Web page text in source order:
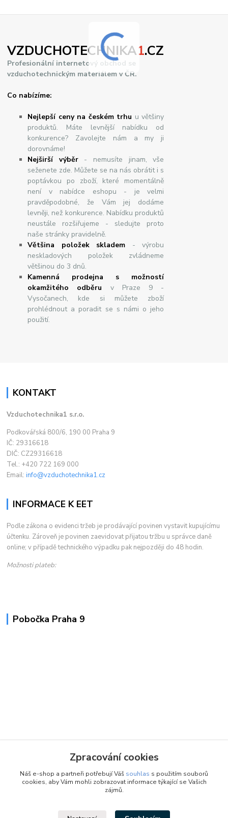
VZDUCHOTECHNIKA1.CZ
Profesionální internetový obchod se
vzduchotechnickým materiálem v ČR.
Co nabízíme:
Nejlepší ceny na českém trhu u většiny
produktů. Máte levnější nabídku od
konkurence? Zavolejte nám a my ji
dorovnáme!
Nejširšívýběr- nemusíte jinam, vše
seženete zde. Můžete se na nás obrátit i s
poptávkou po zboží, které momentálně
není v nabídce eshopu - je velmi
pravděpodobné, že Vám jej dodáme
levněji, než konkurence. Nabídku produktů
neustále rozšiřujeme - sledujte proto
naše stránky pravidelně.
Většina položek skladem - výrobu
neskladových položek zvládneme
většinou do 3 dnů.
Kamenná prodejna s možností
okamžitého odběru v Praze 9 -
Vysočanech, kde si můžete zboží
prohlédnout a poradit se s námi o jeho
použití.
KONTAKT
Vzduchotechnika1 s.r.o.
Podkovářská 800/6, 190 00 Praha 9
IČ: 29316618
DIČ: CZ29316618
Tel.: +420 722 169 000
Email:info@vzduchotechnika1.cz
INFORMACE K EET
Podle zákona o evidenci tržeb je prodávající povinen vystavit kupujícímu
účtenku. Zároveň je povinen zaevidovat přijatou tržbu u správce daně
online; v případě technického výpadku pak nejpozději do 48 hodin.
Možnosti plateb:
Pobočka Praha 9
Zpracování cookies
Náš e-shop a partneři potřebují Váš souhlas s použitím souborů
cookies, aby Vám mohli zobrazovat informace týkající se Vašich
zájmů.